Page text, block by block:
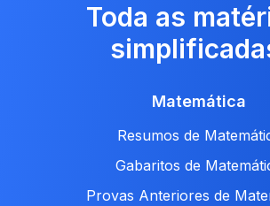
Toda as
Matemática
Resumos de
Gabaritos de
Provas Anteriores de